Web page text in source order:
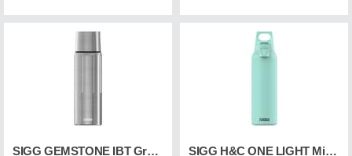
SIGG GEMSTONE IBT Grå 1,1L SIGG H&C ONE LIGHT Mintgrön 0,55 L